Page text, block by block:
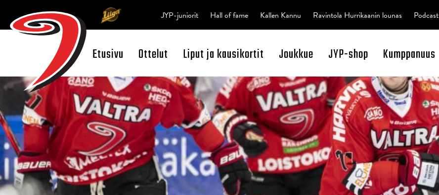
Open Search
Etusivu Ottelut Liput ja kausikortit Joukkue JYP-shop Kumppanuus
JYP-juniorit Hall of fame Kallen Kannu Ravintola Hurrikaanin lounas Podcast